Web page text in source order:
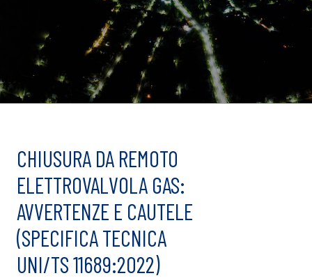
CHIUSURA DA REMOTO
ELETTROVALVOLA GAS:
AVVERTENZE E CAUTELE
(SPECIFICA TECNICA
UNI/TS 11689:2022)